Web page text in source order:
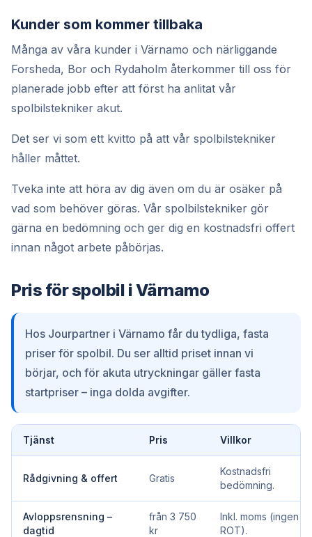
Kunder som kommer tillbaka
Många av våra kunder i Värnamo och närliggande
Forsheda, Bor och Rydaholm återkommer till oss för
planerade jobb efter att först ha anlitat vår
spolbilstekniker akut.
Det ser vi som ett kvitto på att vår spolbilstekniker
håller måttet.
Tveka inte att höra av dig även om du är osäker på
vad som behöver göras. Vår spolbilstekniker gör
gärna en bedömning och ger dig en kostnadsfri offert
innan något arbete påbörjas.
Pris för spolbil i Värnamo
Hos Jourpartner i Värnamo får du tydliga, fasta
priser för spolbil. Du ser alltid priset innan vi
börjar, och för akuta utryckningar gäller fasta
startpriser – inga dolda avgifter.
Tjänst Pris Villkor
Rådgivning & offert Gratis
Kostnadsfri
bedömning.
Avloppsrensning –
dagtid
från 3 750
kr
Inkl. moms (ingen
ROT).